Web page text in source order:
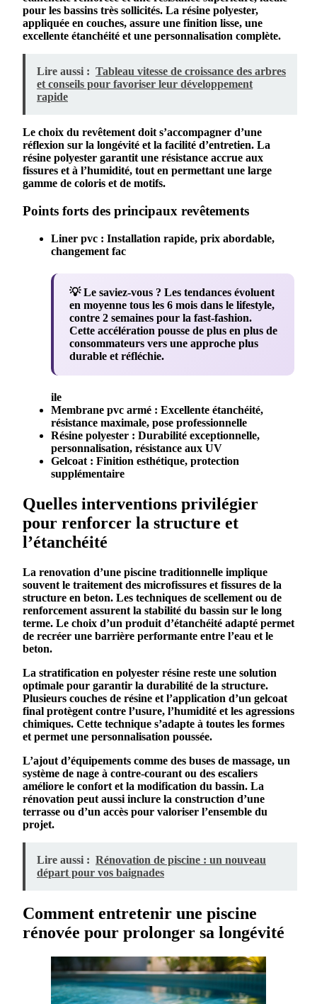
pour les bassins très sollicités. La résine polyester,
appliquée en couches, assure une finition lisse, une
excellente étanchéité et une personnalisation complète.
Lire aussi : Tableau vitesse de croissance des arbres
et conseils pour favoriser leur développement
rapide
Le choix du revêtement doit s’accompagner d’une
réflexion sur la longévité et la facilité d’entretien. La
résine polyester garantit une résistance accrue aux
fissures et à l’humidité, tout en permettant une large
gamme de coloris et de motifs.
Points forts des principaux revêtements
Liner pvc : Installation rapide, prix abordable,
changement fac
💡 Le saviez-vous ? Les tendances évoluent
en moyenne tous les 6 mois dans le lifestyle,
contre 2 semaines pour la fast-fashion.
Cette accélération pousse de plus en plus de
consommateurs vers une approche plus
durable et réfléchie.
ile
Membrane pvc armé : Excellente étanchéité,
résistance maximale, pose professionnelle
Résine polyester : Durabilité exceptionnelle,
personnalisation, résistance aux UV
Gelcoat : Finition esthétique, protection
supplémentaire
Quelles interventions privilégier
pour renforcer la structure et
l’étanchéité
La renovation d’une piscine traditionnelle implique
souvent le traitement des microfissures et fissures de la
structure en beton. Les techniques de scellement ou de
renforcement assurent la stabilité du bassin sur le long
terme. Le choix d’un produit d’étanchéité adapté permet
de recréer une barrière performante entre l’eau et le
beton.
La stratification en polyester résine reste une solution
optimale pour garantir la durabilité de la structure.
Plusieurs couches de résine et l’application d’un gelcoat
final protègent contre l’usure, l’humidité et les agressions
chimiques. Cette technique s’adapte à toutes les formes
et permet une personnalisation poussée.
L’ajout d’équipements comme des buses de massage, un
système de nage à contre-courant ou des escaliers
améliore le confort et la modification du bassin. La
rénovation peut aussi inclure la construction d’une
terrasse ou d’un accès pour valoriser l’ensemble du
projet.
Lire aussi : Rénovation de piscine : un nouveau
départ pour vos baignades
Comment entretenir une piscine
rénovée pour prolonger sa longévité